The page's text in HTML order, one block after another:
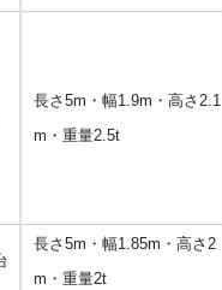
長さ5m・幅1.9m・高さ2.1
m・重量2.5t
長さ5m・幅1.85m・高さ2
m・重量2t